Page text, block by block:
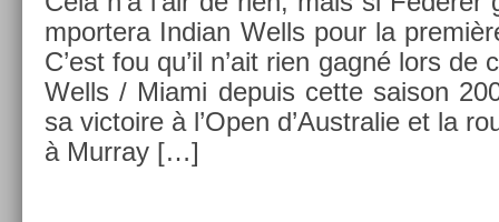
mpor­tera In­dian Wells pour la
C’est fou qu’il n’ait rien gagné lors de
Wells / Miami de­puis cette saison
sa vic­toire à l’Open d’Australie et la
à Mur­ray […]